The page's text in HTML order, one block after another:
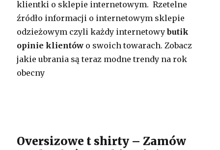
klientki o sklepie internetowym. Rzetelne
źródło informacji o internetowym sklepie
odzieżowym czyli każdy internetowybutik
opinie klientów o swoich towarach. Zobacz
jakie ubrania są teraz modne trendy na rok
obecny
Oversizowe t shirty – Zamów